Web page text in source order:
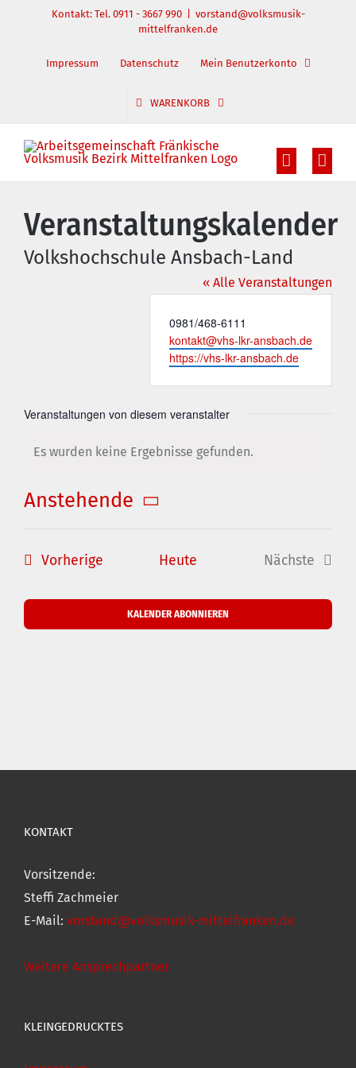
springen
Kontakt: Tel. 0911 - 3667 990
vorstand@volksmusik-
mittelfranken.de
Impressum Datenschutz Mein Benutzerkonto
WARENKORB
Veranstaltungskalender
Volkshochschule Ansbach-Land
« Alle Veranstaltungen
Telefon
0981/468-6111
Email
kontakt@vhs-lkr-ansbach.de
Webseite
https://vhs-lkr-ansbach.de
Veranstaltungen von diesem veranstalter
Es wurden keine Ergebnisse gefunden.
Anstehende
VorherigeVeranstaltungen
Heute
Nächste
KALENDER ABONNIEREN
KONTAKT
Vorsitzende:
Steffi Zachmeier
E-Mail: vorstand@volksmusik-mittelfranken.de
Weitere Ansprechpartner
KLEINGEDRUCKTES